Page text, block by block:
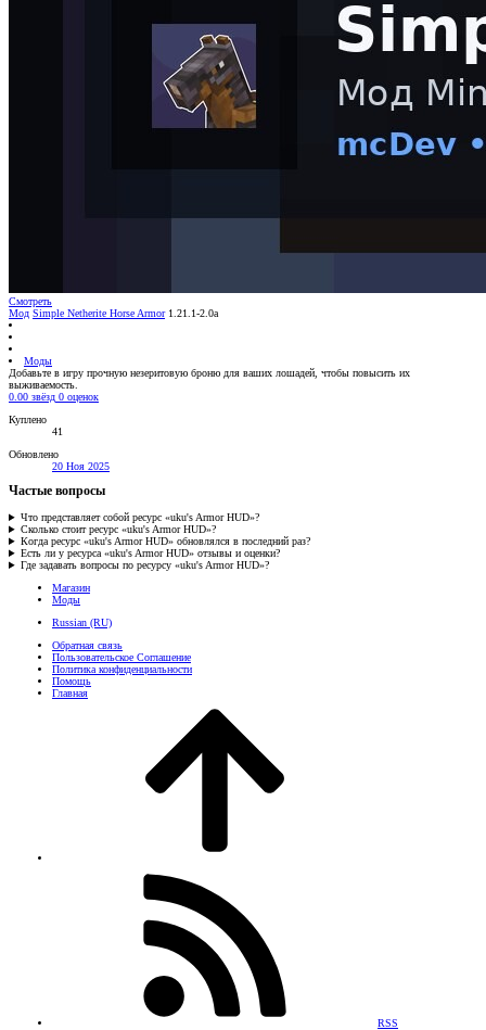
Смотреть
Мод Simple Netherite Horse Armor 1.21.1-2.0a
Моды
Добавьте в игру прочную незеритовую броню для ваших лошадей, чтобы повысить их
выживаемость.
0.00 звёзд 0 оценок
Куплено
41
Обновлено
20 Ноя 2025
Частые вопросы
Что представляет собой ресурс «uku's Armor HUD»?
Сколько стоит ресурс «uku's Armor HUD»?
Когда ресурс «uku's Armor HUD» обновлялся в последний раз?
Есть ли у ресурса «uku's Armor HUD» отзывы и оценки?
Где задавать вопросы по ресурсу «uku's Armor HUD»?
Магазин
Моды
Russian (RU)
Обратная связь
Пользовательское Соглашение
Политика конфиденциальности
Помощь
Главная
RSS